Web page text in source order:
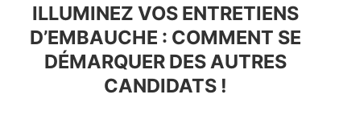
ILLUMINEZ VOS ENTRETIENS
D’EMBAUCHE : COMMENT SE
DÉMARQUER DES AUTRES
CANDIDATS !